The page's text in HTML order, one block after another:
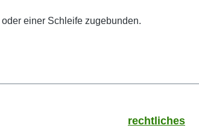
einer Schleife zugebunden.
rechtliches